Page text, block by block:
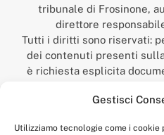
Gestisci
Utilizziamo tecnologie come i
tribunale di Frosinone,
direttore
Tutti i diritti sono riservati:
dei contenuti presenti
è richiesta esplicita
“Anagnia” è un marchio